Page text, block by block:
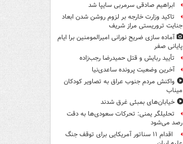
ابراهیم صادقی سرمربی سایپا شد
تاکید وزارت خارجه بر لزوم روشن شدن ابعاد
جنایت تروریستی مراز شریف
آماده سازی ضریح نورانی امیرالمومنین برا ایام
پایانی صفر
تأیید ربایش و قتل حمیدرضا رجب‌زاده
آخرین وضعیت پرونده ساعدی‌نیا
واکنش مردم جنوب عراق به تصاویر کودکان
میناب
خیابان‌های بمبئی غرق شدند
تحلیلگر یمنی: تحرکات سعودی‌ها به دقت
رصد می‌شود
اقدام ۱۱ سناتور آمریکایی برای توقف جنگ